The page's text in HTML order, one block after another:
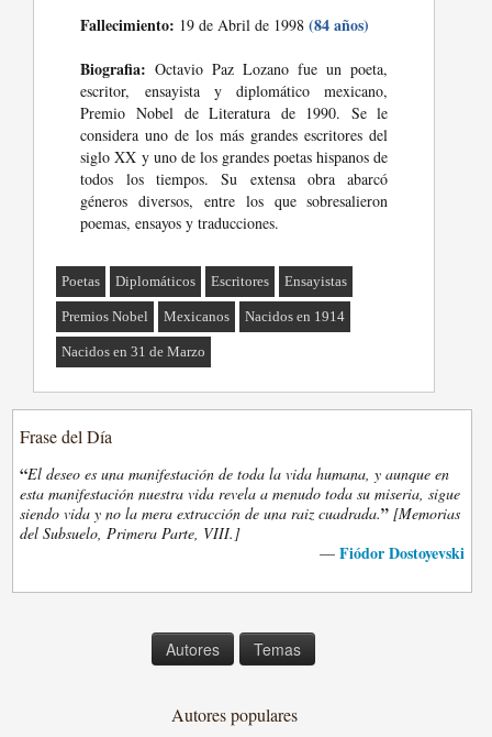
Fallecimiento: 19 de Abril de 1998(84 años)
Biografia: Octavio Paz Lozano fue un poeta,
escritor, ensayista y diplomático mexicano,
Premio Nobel de Literatura de 1990. Se le
considera uno de los más grandes escritores del
siglo XX y uno de los grandes poetas hispanos de
todos los tiempos. Su extensa obra abarcó
géneros diversos, entre los que sobresalieron
poemas, ensayos y traducciones.
Poetas Diplomáticos Escritores Ensayistas
Premios Nobel Mexicanos Nacidos en 1914
Nacidos en 31 de Marzo
Frase del Día
“El deseo es una manifestación de toda la vida humana, y aunque en
esta manifestación nuestra vida revela a menudo toda su miseria, sigue
siendo vida y no la mera extracción de una raiz cuadrada.” [Memorias
del Subsuelo, Primera Parte, VIII.]
— Fiódor Dostoyevski
Autores Temas
Autores populares